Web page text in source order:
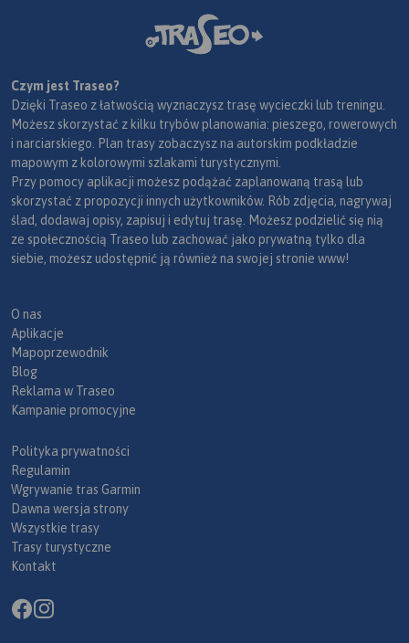
Czym jest Traseo?
Dzięki Traseo z łatwością wyznaczysz trasę wycieczki lub treningu.
Możesz skorzystać z kilku trybów planowania: pieszego, rowerowych
i narciarskiego. Plan trasy zobaczysz na autorskim podkładzie
mapowym z kolorowymi szlakami turystycznymi.
Przy pomocy aplikacji możesz podążać zaplanowaną trasą lub
skorzystać z propozycji innych użytkowników. Rób zdjęcia, nagrywaj
ślad, dodawaj opisy, zapisuj i edytuj trasę. Możesz podzielić się nią
ze społecznością Traseo lub zachować jako prywatną tylko dla
siebie, możesz udostępnić ją również na swojej stronie www!
O nas
Aplikacje
Mapoprzewodnik
Blog
Reklama w Traseo
Kampanie promocyjne
Polityka prywatności
Regulamin
Wgrywanie tras Garmin
Dawna wersja strony
Wszystkie trasy
Trasy turystyczne
Kontakt